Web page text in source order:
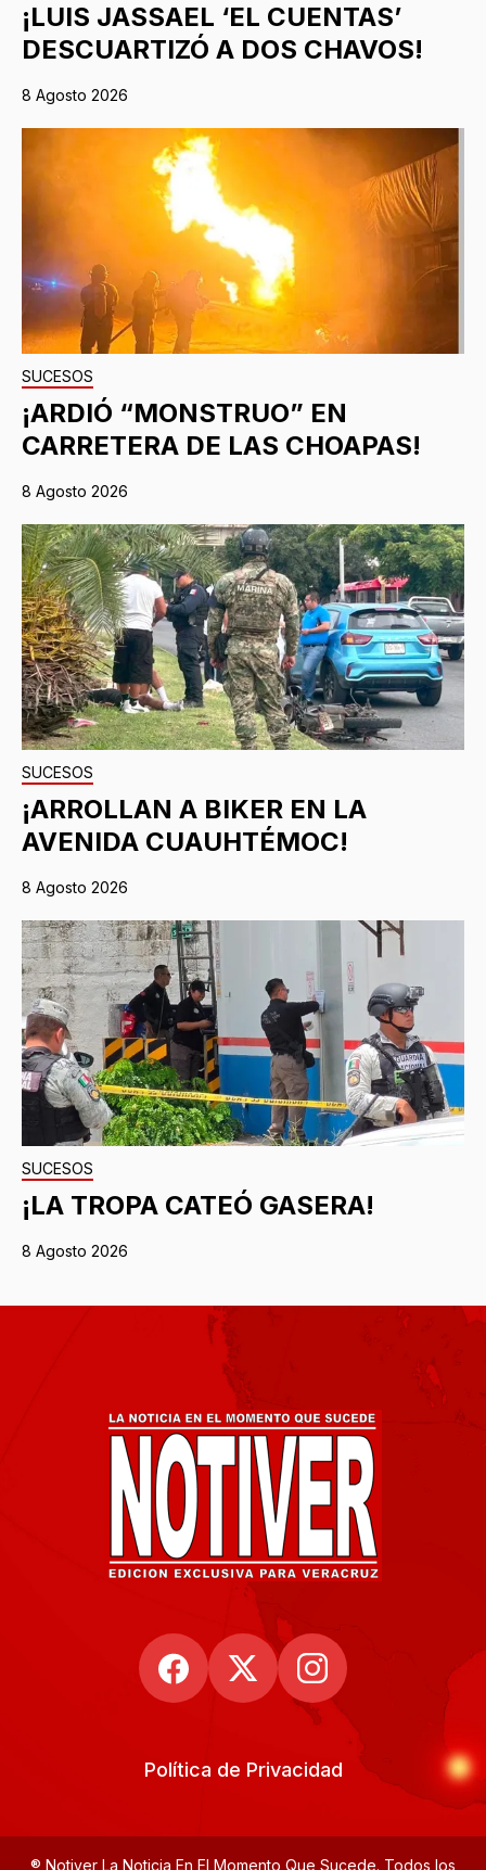
¡LUIS JASSAEL ‘EL CUENTAS’
DESCUARTIZÓ A DOS CHAVOS!
8 Agosto 2026
SUCESOS
¡ARDIÓ “MONSTRUO” EN
CARRETERA DE LAS CHOAPAS!
8 Agosto 2026
SUCESOS
¡ARROLLAN A BIKER EN LA
AVENIDA CUAUHTÉMOC!
8 Agosto 2026
SUCESOS
¡LA TROPA CATEÓ GASERA!
8 Agosto 2026
Política de Privacidad
® Notiver La Noticia En El Momento Que Sucede. Todos los